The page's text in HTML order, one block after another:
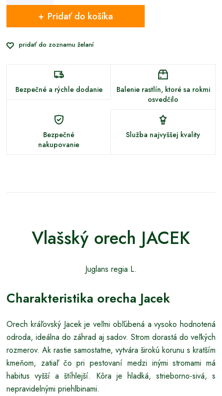
Pridať do košíka
pridať do zoznamu želaní
Bezpečné a rýchle dodanie
Balenie rastlín, ktoré sa rokmi
osvedčilo
Bezpečné
nakupovanie
Služba najvyššej kvality
Vlašský orech JACEK
Juglans regia L.
Charakteristika orecha Jacek
Orech kráľovský Jacek je veľmi obľúbená a vysoko hodnotená
odroda, ideálna do záhrad aj sadov. Strom dorastá do veľkých
rozmerov. Ak rastie samostatne, vytvára širokú korunu s kratším
kmeňom, zatiaľ čo pri pestovaní medzi inými stromami má
habitus vyšší a štíhlejší. Kôra je hladká, strieborno-sivá, s
nepravidelnými priehlbinami.